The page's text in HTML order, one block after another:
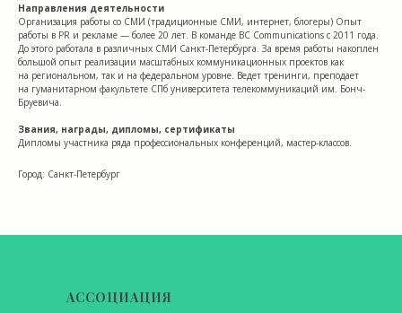
Направления деятельности
Организация работы со СМИ (традиционные СМИ, интернет, блогеры) Опыт
работы в PR и рекламе — более 20 лет. В команде BC Communications с 2011 года.
До этого работала в различных СМИ Санкт-Петербурга. За время работы накоплен
большой опыт реализации масштабных коммуникационных проектов как
на региональном, так и на федеральном уровне. Ведет тренинги, преподает
на гуманитарном факультете СПб университета телекоммуникаций им. Бонч-
Бруевича.
Звания, награды, дипломы, сертификаты
Дипломы участника ряда профессиональных конференций, мастер-классов.
Город: Санкт-Петербург
АССОЦИАЦИЯ